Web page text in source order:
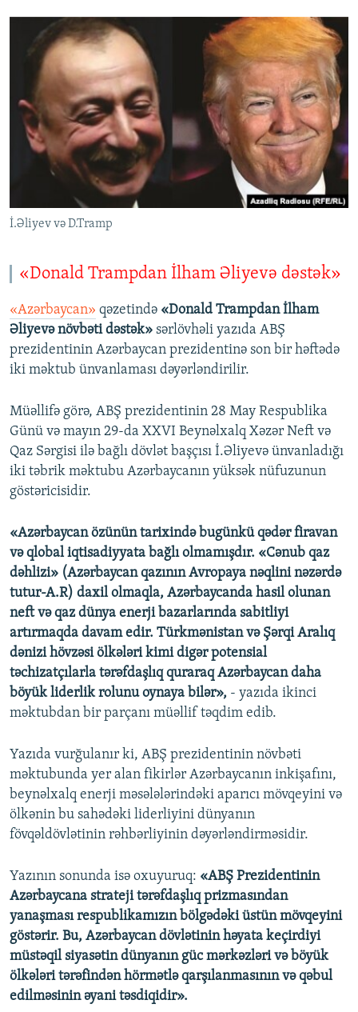
İ.Əliyev və D.Tramp
«Donald Trampdan İlham Əliyevə dəstək»
«Azərbaycan» qəzetində «Donald Trampdan İlham
Əliyevə növbəti dəstək» sərlövhəli yazıda ABŞ
prezidentinin Azərbaycan prezidentinə son bir həftədə
iki məktub ünvanlaması dəyərləndirilir.
Müəllifə görə, ABŞ prezidentinin 28 May Respublika
Günü və mayın 29-da XXVI Beynəlxalq Xəzər Neft və
Qaz Sərgisi ilə bağlı dövlət başçısı İ.Əliyevə ünvanladığı
iki təbrik məktubu Azərbaycanın yüksək nüfuzunun
göstəricisidir.
«Azərbaycan özünün tarixində bugünkü qədər firavan
və qlobal iqtisadiyyata bağlı olmamışdır. «Cənub qaz
dəhlizi» (Azərbaycan qazının Avropaya nəqlini nəzərdə
tutur-A.R) daxil olmaqla, Azərbaycanda hasil olunan
neft və qaz dünya enerji bazarlarında sabitliyi
artırmaqda davam edir. Türkmənistan və Şərqi Aralıq
dənizi hövzəsi ölkələri kimi digər potensial
təchizatçılarla tərəfdaşlıq quraraq Azərbaycan daha
böyük liderlik rolunu oynaya bilər», - yazıda ikinci
məktubdan bir parçanı müəllif təqdim edib.
Yazıda vurğulanır ki, ABŞ prezidentinin növbəti
məktubunda yer alan fikirlər Azərbaycanın inkişafını,
beynəlxalq enerji məsələlərindəki aparıcı mövqeyini və
ölkənin bu sahədəki liderliyini dünyanın
fövqəldövlətinin rəhbərliyinin dəyərləndirməsidir.
Yazının sonunda isə oxuyuruq: «ABŞ Prezidentinin
Azərbaycana strateji tərəfdaşlıq prizmasından
yanaşması respublikamızın bölgədəki üstün mövqeyini
göstərir. Bu, Azərbaycan dövlətinin həyata keçirdiyi
müstəqil siyasətin dünyanın güc mərkəzləri və böyük
ölkələri tərəfindən hörmətlə qarşılanmasının və qəbul
edilməsinin əyani təsdiqidir».